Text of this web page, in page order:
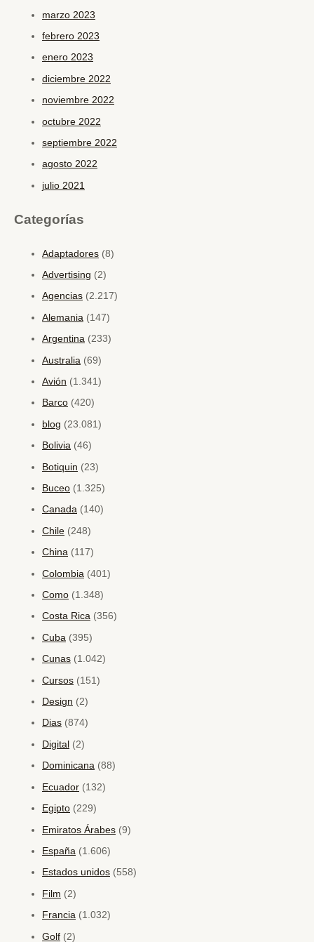
marzo 2023
febrero 2023
enero 2023
diciembre 2022
noviembre 2022
octubre 2022
septiembre 2022
agosto 2022
julio 2021
Categorías
Adaptadores (8)
Advertising (2)
Agencias (2.217)
Alemania (147)
Argentina (233)
Australia (69)
Avión (1.341)
Barco (420)
blog (23.081)
Bolivia (46)
Botiquin (23)
Buceo (1.325)
Canada (140)
Chile (248)
China (117)
Colombia (401)
Como (1.348)
Costa Rica (356)
Cuba (395)
Cunas (1.042)
Cursos (151)
Design (2)
Dias (874)
Digital (2)
Dominicana (88)
Ecuador (132)
Egipto (229)
Emiratos Árabes (9)
España (1.606)
Estados unidos (558)
Film (2)
Francia (1.032)
Golf (2)